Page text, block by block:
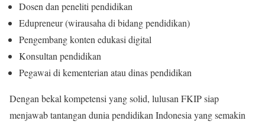
Dosen dan peneliti pendidikan
Edupreneur (wirausaha di bidang pendidikan)
Pengembang konten edukasi digital
Konsultan pendidikan
Pegawai di kementerian atau dinas pendidikan
Dengan bekal kompetensi yang solid, lulusan FKIP siap
menjawab tantangan dunia pendidikan Indonesia yang semakin